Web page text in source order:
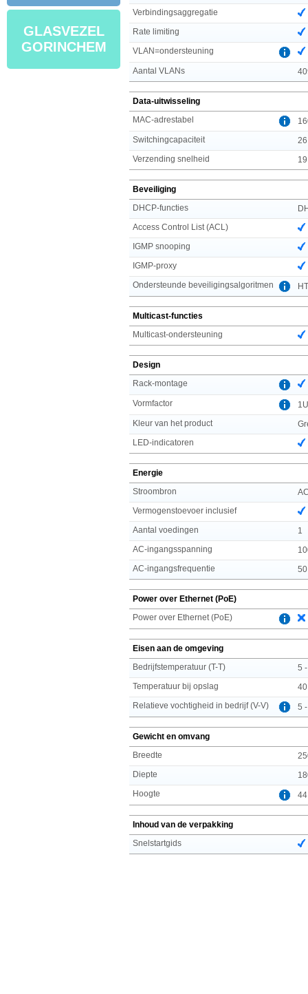
GLASVEZEL
GORINCHEM
Verbindingsaggregatie
Rate limiting
VLAN=ondersteuning
Aantal VLANs
Data-uitwisseling
MAC-adrestabel
Switchingcapaciteit
Verzending snelheid
Beveiliging
DHCP-functies
Access Control List (ACL)
IGMP snooping
IGMP-proxy
Ondersteunde beveiligingsalgoritmen
Multicast-functies
Multicast-ondersteuning
Design
Rack-montage
Vormfactor
1U
Kleur van het product
LED-indicatoren
Energie
Stroombron
Vermogenstoevoer inclusief
Aantal voedingen
1
AC-ingangsspanning
AC-ingangsfrequentie
Power over Ethernet (PoE)
Power over Ethernet (PoE)
Eisen aan de omgeving
Bedrijfstemperatuur (T-T)
5
Temperatuur bij opslag
Relatieve vochtigheid in bedrijf (V-V)
5
Gewicht en omvang
Breedte
Diepte
Hoogte
Inhoud van de verpakking
Snelstartgids